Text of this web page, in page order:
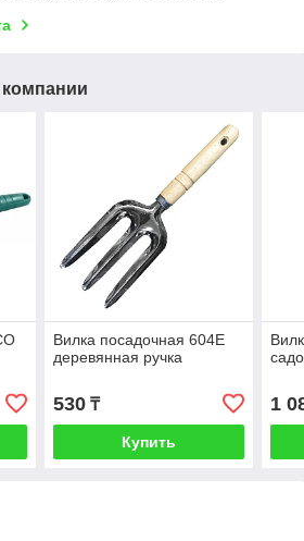
Вилка посадочная 604Е
деревянная ручка
530₸
Купить
1